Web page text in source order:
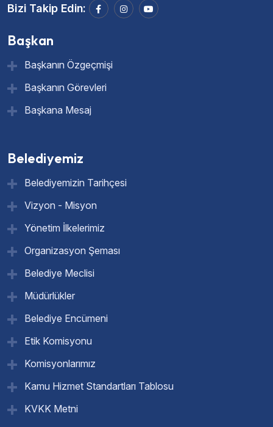
Bizi Takip Edin:
Başkan
Başkanın Özgeçmişi
Başkanın Görevleri
Başkana Mesaj
Belediyemiz
Belediyemizin Tarihçesi
Vizyon - Misyon
Yönetim İlkelerimiz
Organizasyon Şeması
Belediye Meclisi
Müdürlükler
Belediye Encümeni
Etik Komisyonu
Komisyonlarımız
Kamu Hizmet Standartları Tablosu
KVKK Metni